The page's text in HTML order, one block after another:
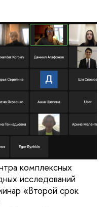
комплексных
исследований
«Второй срок